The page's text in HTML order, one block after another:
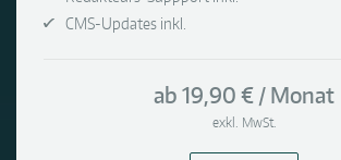
CMS-Updates inkl.
ab 19,90 € / Monat
exkl. MwSt.